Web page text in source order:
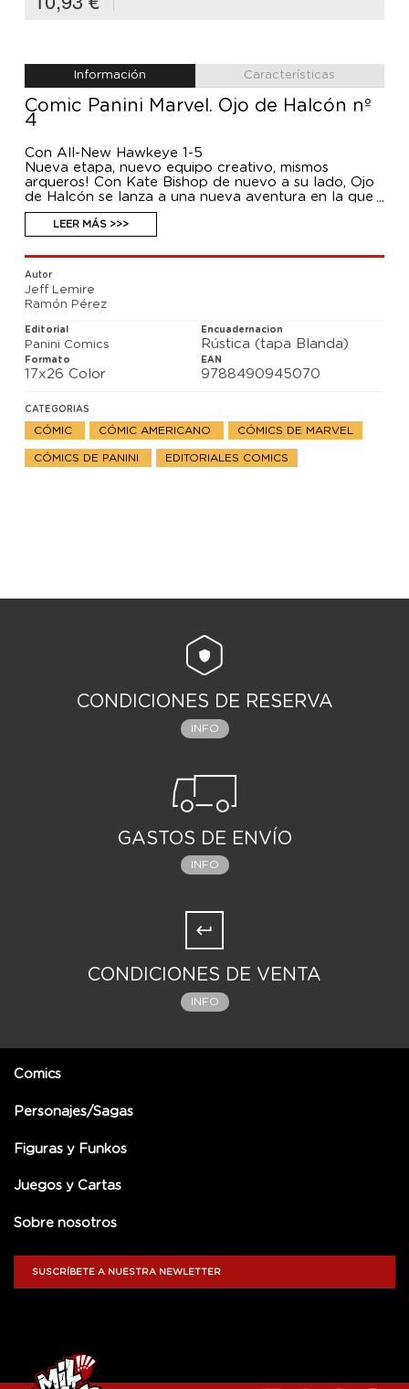
Información Características
Comic Panini Marvel. Ojo de Halcón nº
4
Con All-New Hawkeye 1-5
Nueva etapa, nuevo equipo creativo, mismos
arqueros! Con Kate Bishop de nuevo a su lado, Ojo
de Halcón se lanza a una nueva aventura en la que
chocan pasado y presente. Kate y Clint pondrán en
duda todo lo que significa ser Ojo de Halcón.
LEER MÁS >>>
Autor
Jeff Lemire
Ramón Pérez
Editorial
Panini Comics
Encuadernacion
Rústica (tapa Blanda)
Formato
17x26 Color
EAN
9788490945070
CATEGORIAS
CÓMIC CÓMIC AMERICANO CÓMICS DE MARVEL
CÓMICS DE PANINI EDITORIALES COMICS
CONDICIONES DE RESERVA
INFO
GASTOS DE ENVÍO
INFO
CONDICIONES DE VENTA
INFO
Comics
Personajes/Sagas
Figuras y Funkos
Juegos y Cartas
Sobre nosotros
SUSCRÍBETE A NUESTRA NEWLETTER